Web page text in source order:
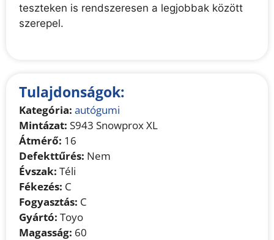
teszteken is rendszeresen a legjobbak között
szerepel.
Tulajdonságok:
Kategória: autógumi
Mintázat: S943 Snowprox XL
Átmérő: 16
Defekttűrés: Nem
Évszak: Téli
Fékezés: C
Fogyasztás: C
Gyártó: Toyo
Magasság: 60